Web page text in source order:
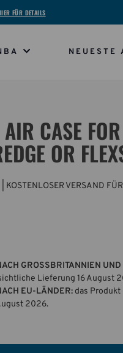
FÜR DETAILS
NEUESTE
CASE
OR
| KOSTENLOSER VERSAND
GROSSBRITANNIEN
Lieferung 16 August
EU-LÄNDER:das
2026.